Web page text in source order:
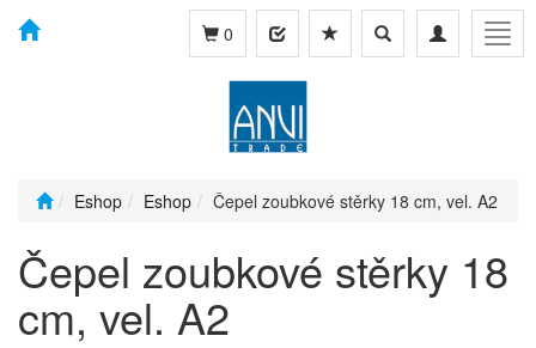
Toggle
navigation
Toggle
search
0
Eshop Eshop Čepel zoubkové stěrky 18 cm, vel. A2
Čepel zoubkové stěrky 18
cm, vel. A2